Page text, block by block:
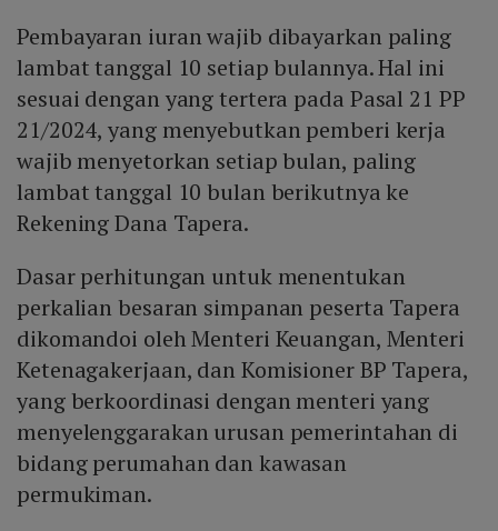
Pembayaran iuran wajib dibayarkan paling
lambat tanggal 10 setiap bulannya. Hal ini
sesuai dengan yang tertera pada Pasal 21 PP
21/2024, yang menyebutkan pemberi kerja
wajib menyetorkan setiap bulan, paling
lambat tanggal 10 bulan berikutnya ke
Rekening Dana Tapera.
Dasar perhitungan untuk menentukan
perkalian besaran simpanan peserta Tapera
dikomandoi oleh Menteri Keuangan, Menteri
Ketenagakerjaan, dan Komisioner BP Tapera,
yang berkoordinasi dengan menteri yang
menyelenggarakan urusan pemerintahan di
bidang perumahan dan kawasan
permukiman.